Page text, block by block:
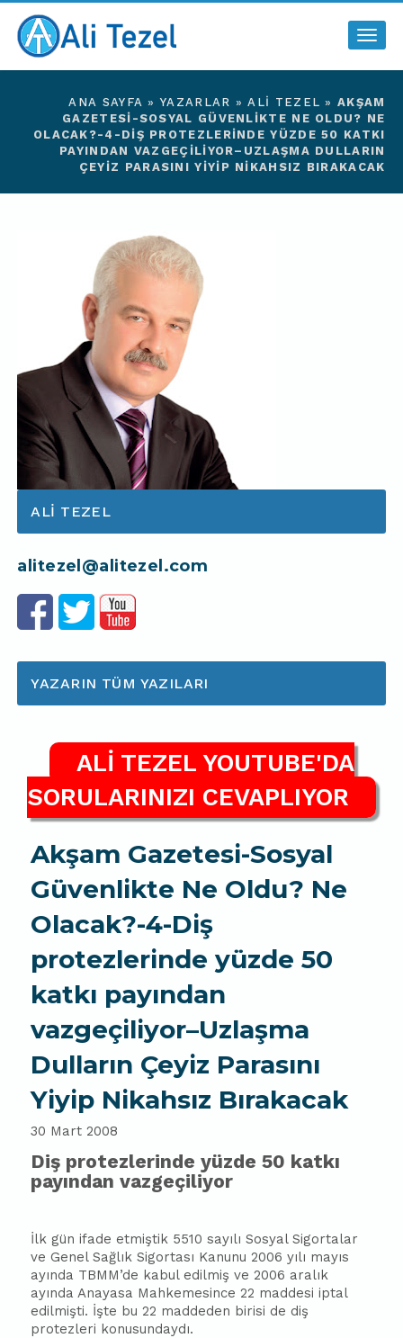
ANA SAYFA »YAZARLAR »ALI TEZEL »AKŞAM
GAZETESI-SOSYAL GÜVENLIKTE NE OLDU? NE
OLACAK?-4-DIŞ PROTEZLERINDE YÜZDE 50 KATKI
PAYINDAN VAZGEÇILIYOR–UZLAŞMA DULLARIN
ÇEYIZ PARASINI YIYIP NIKAHSIZ BIRAKACAK
ALI TEZEL
alitezel@alitezel.com
YAZARIN TÜM YAZILARI
ALİ TEZEL YOUTUBE'DA
SORULARINIZI CEVAPLIYOR
Akşam Gazetesi-Sosyal
Güvenlikte Ne Oldu? Ne
Olacak?-4-Diş
protezlerinde yüzde 50
katkı payından
vazgeçiliyor–Uzlaşma
Dulların Çeyiz Parasını
Yiyip Nikahsız Bırakacak
30 Mart 2008
Diş protezlerinde yüzde 50 katkı
payından vazgeçiliyor
İlk gün ifade etmiştik 5510 sayılı Sosyal Sigortalar
ve Genel Sağlık Sigortası Kanunu 2006 yılı mayıs
ayında TBMM’de kabul edilmiş ve 2006 aralık
ayında Anayasa Mahkemesince 22 maddesi iptal
edilmişti. İşte bu 22 maddeden birisi de diş
protezleri konusundaydı.